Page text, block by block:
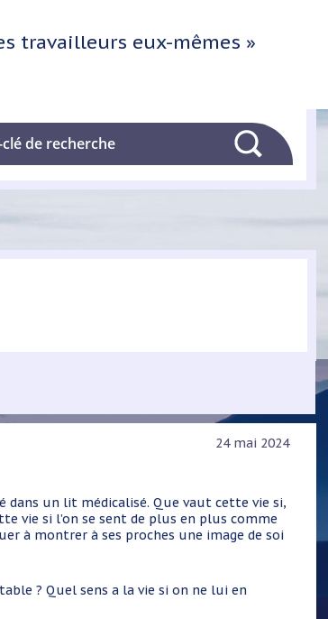
travailleurs eux-mêmes »
24 mai 2024
dans un lit médicalisé. Que vaut cette vie si,
vie si l’on se sent de plus en plus comme
à montrer à ses proches une image de soi
? Quel sens a la vie si on ne lui en